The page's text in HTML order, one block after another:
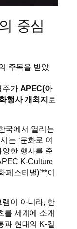
중심
주목을 받았
주가 APEC(아
행사 개최지 로
국에서 열리는
는 ‘문화로 여
양한 행사를 준
K-Culture
페스티벌)’**이
이 아니라, 한
를 세계에 소개
과 현대의 K-컬